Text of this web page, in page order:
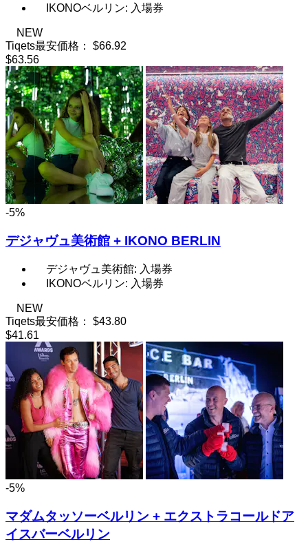
IKONOベルリン: 入場券
NEW
Tiqets最安価格：
$66.92
$63.56
-5%
デジャヴュ美術館 + IKONO BERLIN
デジャヴュ美術館: 入場券
IKONOベルリン: 入場券
NEW
Tiqets最安価格：
$43.80
$41.61
-5%
マダムタッソーベルリン + エクストラコールドア
イスバーベルリン